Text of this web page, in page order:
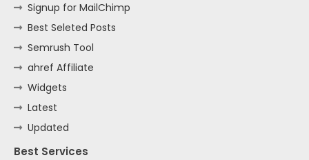
Signup for MailChimp
Best Seleted Posts
Semrush Tool
ahref Affiliate
Widgets
Latest
Updated
Best Services